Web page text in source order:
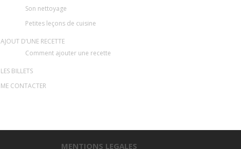
Son nettoyage
Petites leçons de cuisine
AJOUT D’UNE RECETTE
Comment ajouter une recette
LES BILLETS
ME CONTACTER
MENTIONS LEGALES